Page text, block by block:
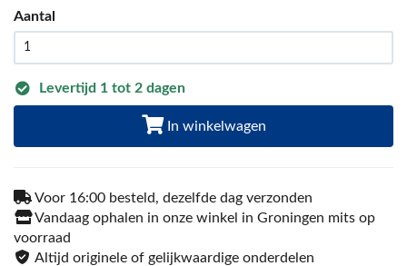
Aantal
Levertijd 1 tot 2 dagen
In winkelwagen
Voor 16:00 besteld, dezelfde dag verzonden
Vandaag ophalen in onze winkel in Groningen mits op
voorraad
Altijd originele of gelijkwaardige onderdelen